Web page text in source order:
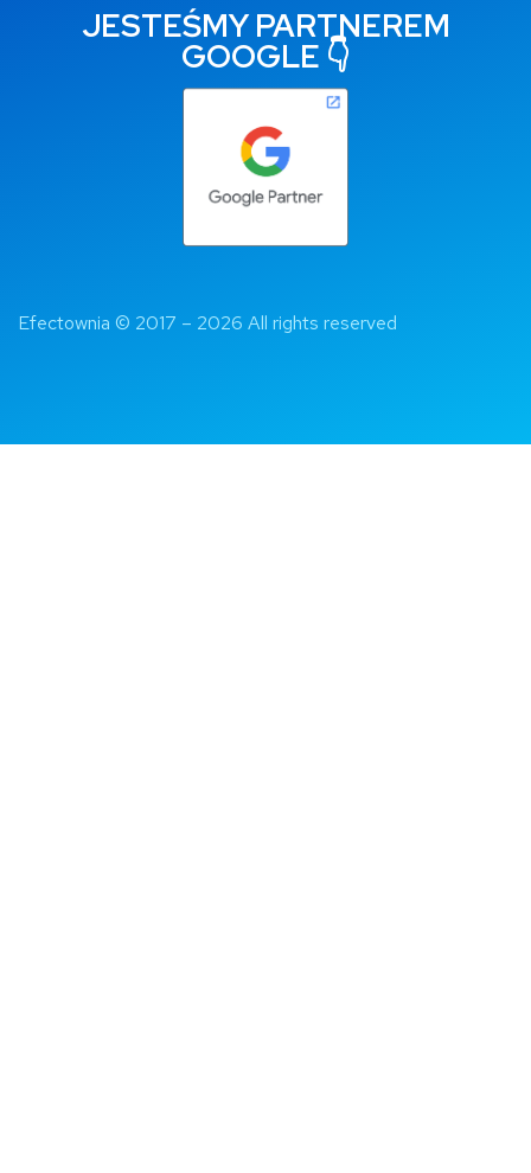
JESTEŚMY PARTNEREM
GOOGLE 👇
Efectownia © 2017 – 2026 All rights reserved